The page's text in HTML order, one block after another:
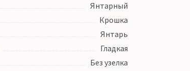
Янтарный
Крошка
Янтарь
Гладкая
Без узелка